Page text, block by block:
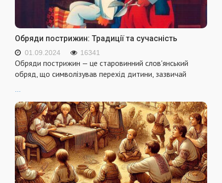
Обряди пострижин: Традиції та сучасність
01.09.2024 16341
Обряди пострижин — це старовинний слов'янський
обряд, що символізував перехід дитини, зазвичай
...